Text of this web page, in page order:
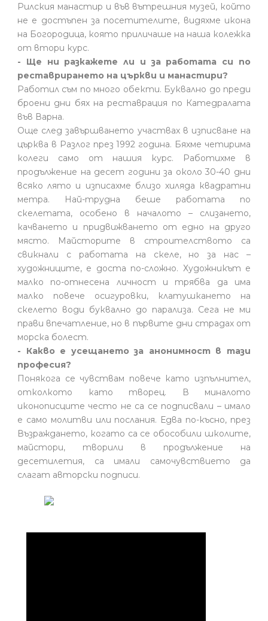
Рилския манастир и във вътрешния музей, който
не е достъпен за посетителите, видяхме икона
на Богородица, която приличаше на наша колежка
от втори курс.
- Ще ни разкажете ли и за работата си по
реставрирането на църкви и манастири?
Работил съм по много обекти. Буквално до преди
броени дни бях на реставрация по Катедралата
във Варна.
Още след завършването участвах в изписване на
църква в Разлог през 1992 година. Бяхме четирима
колеги само от нашия курс. Работихме в
продължение на десет години за около 30-40 дни
всяко лято и изписахме близо хиляда квадратни
метра. Най-трудна беше работата по
скелетата, особено в началото – слизането,
качването и придвижването от едно на друго
място. Майсторите в строителството са
свикнали с работата на скеле, но за нас –
художниците, е доста по-сложно. Художникът е
малко по-отнесена личност и трябва да има
малко повече осигуровки, клатушкането на
скелето води буквално до парализа. Сега не ми
прави впечатление, но в първите дни страдах от
морска болест.
- Какво е усещането за анонимност в тази
професия?
Понякога се чувствам повече като изпълнител,
отколкото като творец. В миналото
иконописците често не са се подписвали – имало
е само молитви или послания. Едва по-късно, през
Възраждането, когато са се обособили школите,
майстори, творили в продължение на
десетилетия, са имали самочувствието да
слагат авторски подписи.